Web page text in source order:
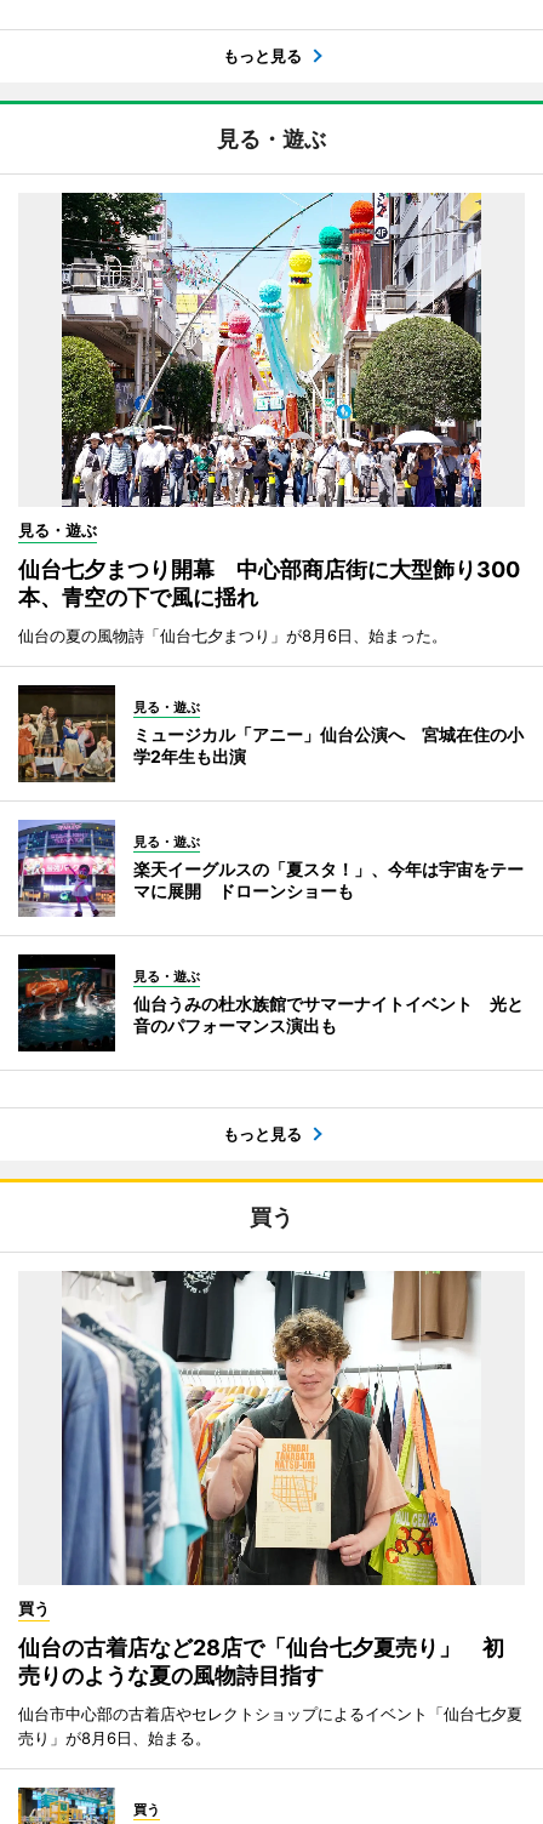
もっと見る
見る・遊ぶ
見る・遊ぶ
仙台七夕まつり開幕 中心部商店街に大型飾り300
本、青空の下で風に揺れ
仙台の夏の風物詩「仙台七夕まつり」が8月6日、始まった。
見る・遊ぶ
ミュージカル「アニー」仙台公演へ 宮城在住の小
学2年生も出演
見る・遊ぶ
楽天イーグルスの「夏スタ！」、今年は宇宙をテー
マに展開 ドローンショーも
見る・遊ぶ
仙台うみの杜水族館でサマーナイトイベント 光と
音のパフォーマンス演出も
もっと見る
買う
買う
仙台の古着店など28店で「仙台七夕夏売り」 初
売りのような夏の風物詩目指す
仙台市中心部の古着店やセレクトショップによるイベント「仙台七夕夏
売り」が8月6日、始まる。
買う